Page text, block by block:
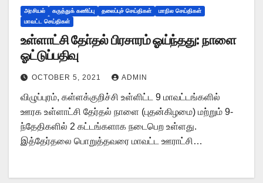
அரசியல் கருத்துக் கணிப்பு தலைப்புச் செய்திகள்
மாநில செய்திகள்
மாவட்ட செய்திகள்
உள்ளாட்சி தோ்தல் பிரசாரம் ஓய்ந்தது: நாளை
ஓட்டுப்பதிவு
OCTOBER 5, 2021 ADMIN
விழுப்புரம், கள்ளக்குறிச்சி உள்ளிட்ட 9 மாவட்டங்களில்
ஊரக உள்ளாட்சி தேர்தல் நாளை (புதன்கிழமை) மற்றும் 9-
ந்தேதிகளில் 2 கட்டங்களாக நடைபெற உள்ளது.
இத்தேர்தலை பொறுத்தவரை மாவட்ட ஊராட்சி…